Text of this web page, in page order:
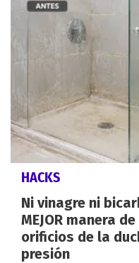
HACKS
Ni vinagre ni
MEJOR manera
orificios de la
presión